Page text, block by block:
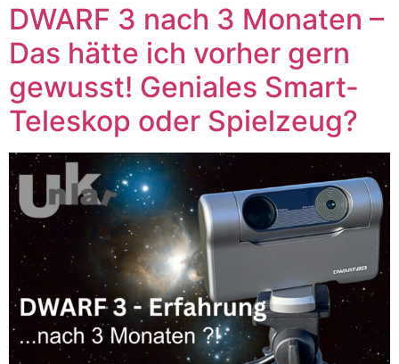
DWARF 3 nach 3 Monaten –
Das hätte ich vorher gern
gewusst! Geniales Smart-
Teleskop oder Spielzeug?